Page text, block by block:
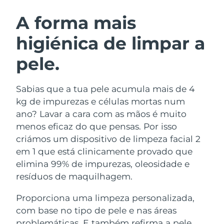
A forma mais
higiénica de limpar a
pele.
Sabias que a tua pele acumula mais de 4
kg de impurezas e células mortas num
ano? Lavar a cara com as mãos é muito
menos eficaz do que pensas. Por isso
criámos um dispositivo de limpeza facial 2
em 1 que está clinicamente provado que
elimina 99% de impurezas, oleosidade e
resíduos de maquilhagem.
Proporciona uma limpeza personalizada,
com base no tipo de pele e nas áreas
Limpeza facial
Anti-aging massage
LUNA™ 4 Plus
Massage, LED heating
LUNA™ 4 Men
Microcurrent toning
BEAR™ 2 go
Microcurrent toning on-the-go
BEAR™ 2 eyes & lips
Hidratação
UFO™ 3 kit
Deep facial hydration
UFO™ 3 LED
Near-infrared and red light therapy
device
Cuidado oral
issa™ 4
Hybrid silicone sonic toothbrush
Smart hybrid silicone sonic toothbrush
TRATAMENTO ANTIENVELHECIMENTO
FAQ™
Antienvelhecimento Tratamentos LED
Áustria Entrega prevista
Barein Entrega prevista09/08/2026
Bélgica
Bermudas Entrega prevista14/08/2026
Bósnia e
Herzegovina
Entrega prevista11/08/2026
Brunei Entrega prevista 13/08/2026
Bulgária Entrega prevista08/08/2026
Chile Entrega prevista12/08/2026